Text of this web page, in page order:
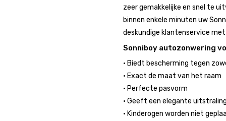
zeer gemakkelijke en snel te
binnen enkele minuten uw
deskundige klantenservice
Sonniboy autozonwering
• Biedt bescherming tegen
• Exact de maat van het raam
• Perfecte pasvorm
• Geeft een elegante
• Kinderogen worden niet